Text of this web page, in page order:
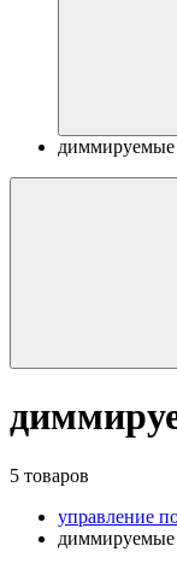
5 товаров
управление